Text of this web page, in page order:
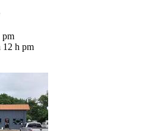
pm
12 h pm